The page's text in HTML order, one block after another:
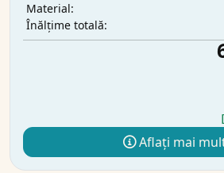
Material:
Înălțime totală:
Aflați mai